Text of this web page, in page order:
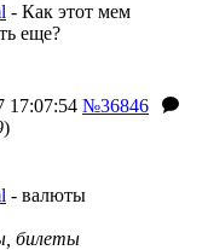
- Как этот мем
еще?
17:07:54 №36846
)
- валюты
билеты